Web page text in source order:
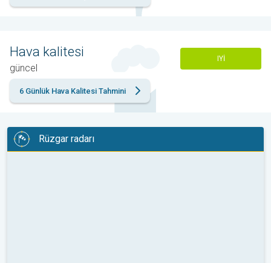
Hava kalitesi
güncel
IYI
6 Günlük Hava Kalitesi Tahmini
Rüzgar radarı